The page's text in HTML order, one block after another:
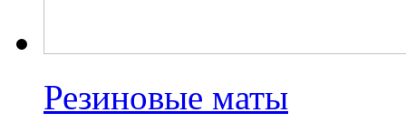
Резиновые маты